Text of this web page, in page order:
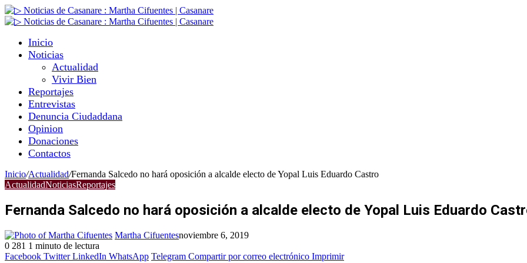
Inicio
Noticias
Actualidad
Vivir Bien
Reportajes
Entrevistas
Denuncia Ciudaddana
Opinion
Donaciones
Contactos
Inicio/Actualidad/Fernanda Salcedo no hará oposición a alcalde electo de Yopal Luis Eduardo Castro
ActualidadNoticiasReportajes
Fernanda Salcedo no hará oposición a alcalde electo de Yopal Luis Eduardo
Martha Cifuentesnoviembre 6, 2019
0 281 1 minuto de lectura
Facebook Twitter LinkedIn WhatsApp Telegram Compartir por correo electrónico Imprimir